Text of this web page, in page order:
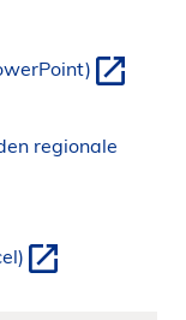
regionale